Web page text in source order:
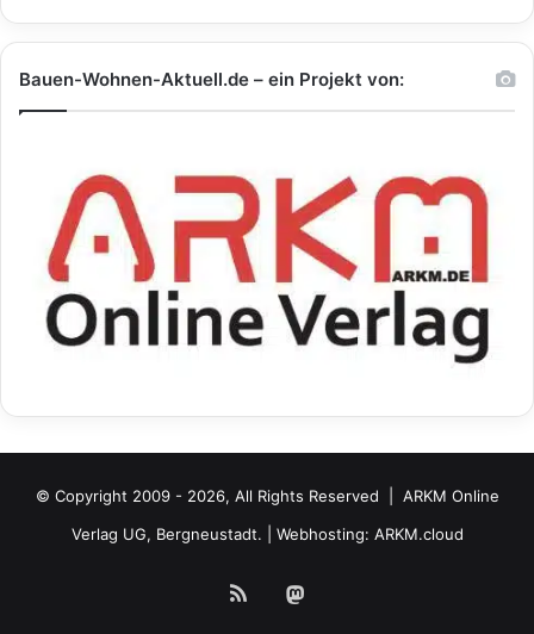
Bauen-Wohnen-Aktuell.de – ein Projekt von:
© Copyright 2009 - 2026, All Rights Reserved | ARKM Online
Verlag UG, Bergneustadt. | Webhosting: ARKM.cloud
RSS